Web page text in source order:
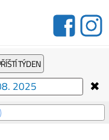
TÝDEN
✖